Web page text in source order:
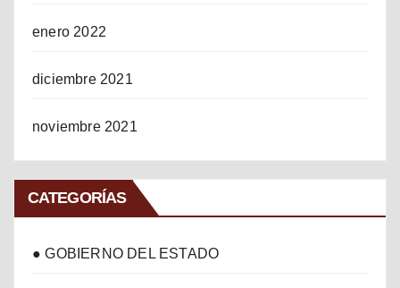
enero 2022
diciembre 2021
noviembre 2021
CATEGORÍAS
● GOBIERNO DEL ESTADO